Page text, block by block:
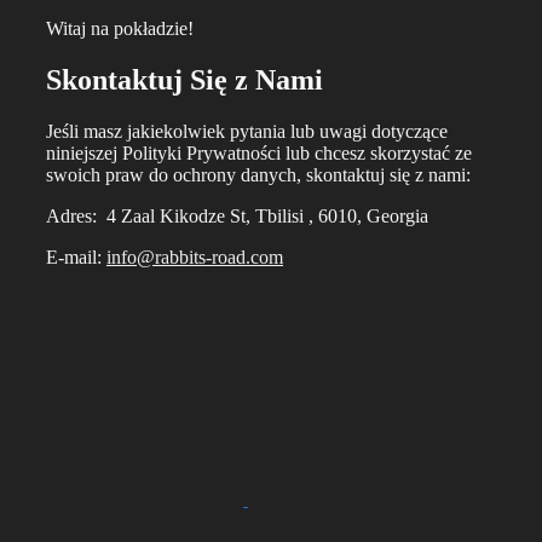
Witaj na pokładzie!
Skontaktuj Się z Nami
Jeśli masz jakiekolwiek pytania lub uwagi dotyczące
niniejszej Polityki Prywatności lub chcesz skorzystać ze
swoich praw do ochrony danych, skontaktuj się z nami:
Adres: 4 Zaal Kikodze St, Tbilisi , 6010, Georgia
E-mail: info@rabbits-road.com